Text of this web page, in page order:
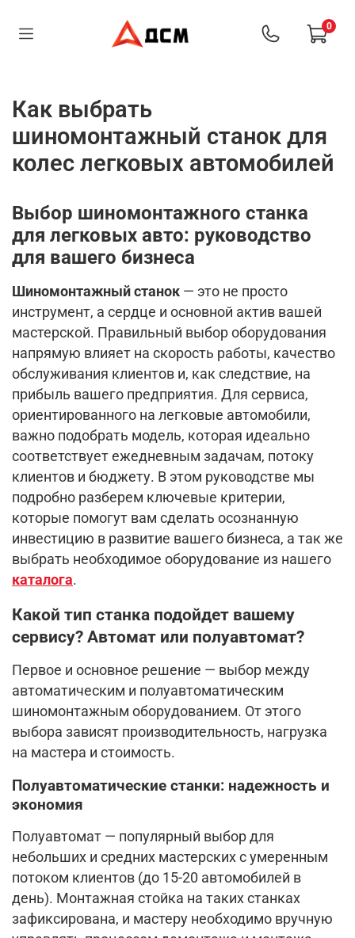
0
Как выбрать
шиномонтажный станок для
колес легковых автомобилей
Выбор шиномонтажного станка
для легковых авто: руководство
для вашего бизнеса
Шиномонтажный станок — это не просто
инструмент, а сердце и основной актив вашей
мастерской. Правильный выбор оборудования
напрямую влияет на скорость работы, качество
обслуживания клиентов и, как следствие, на
прибыль вашего предприятия. Для сервиса,
ориентированного на легковые автомобили,
важно подобрать модель, которая идеально
соответствует ежедневным задачам, потоку
клиентов и бюджету. В этом руководстве мы
подробно разберем ключевые критерии,
которые помогут вам сделать осознанную
инвестицию в развитие вашего бизнеса, а так же
выбрать необходимое оборудование из нашего
каталога.
Какой тип станка подойдет вашему
сервису? Автомат или полуавтомат?
Первое и основное решение — выбор между
автоматическим и полуавтоматическим
шиномонтажным оборудованием. От этого
выбора зависят производительность, нагрузка
на мастера и стоимость.
Полуавтоматические станки: надежность и
экономия
Полуавтомат — популярный выбор для
небольших и средних мастерских с умеренным
потоком клиентов (до 15-20 автомобилей в
день). Монтажная стойка на таких станках
зафиксирована, и мастеру необходимо вручную